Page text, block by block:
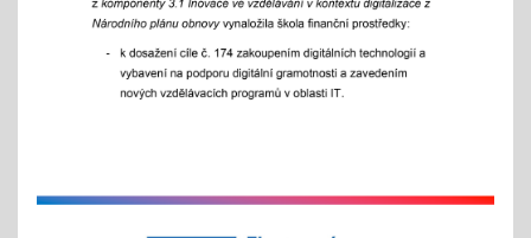
01.09.2025
- celoškoní akce 1.- 5. 9./ aktivity pro zlepšení
komunikace a sociálního klima
tradiční červnové akce